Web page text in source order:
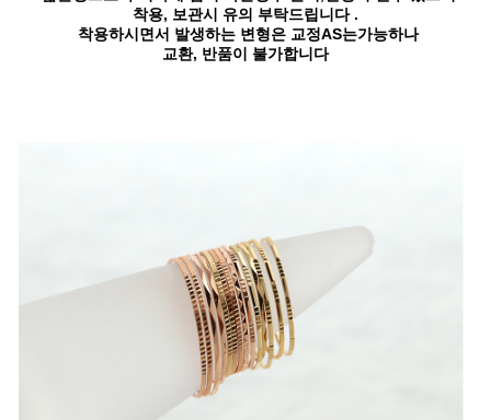
착용, 보관시 유의 부탁드립니다 .
착용하시면서 발생하는 변형은 교정AS는가능하나
교환, 반품이 불가합니다